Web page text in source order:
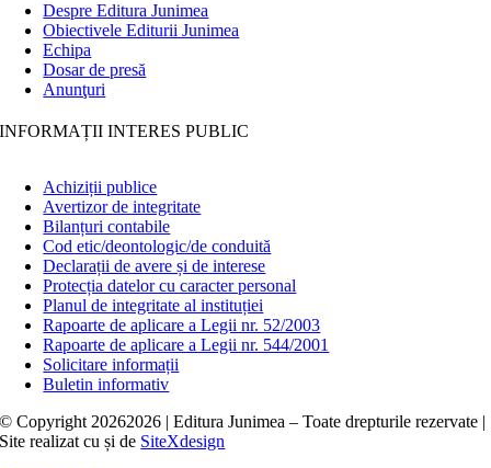
Despre Editura Junimea
Obiectivele Editurii Junimea
Echipa
Dosar de presă
Anunţuri
INFORMAȚII INTERES PUBLIC
Achiziții publice
Avertizor de integritate
Bilanțuri contabile
Cod etic/deontologic/de conduită
Declarații de avere și de interese
Protecția datelor cu caracter personal
Planul de integritate al instituției
Rapoarte de aplicare a Legii nr. 52/2003
Rapoarte de aplicare a Legii nr. 544/2001
Solicitare informații
Buletin informativ
© Copyright 20262026 | Editura Junimea – Toate drepturile rezervate |
Site realizat cușide SiteXdesign